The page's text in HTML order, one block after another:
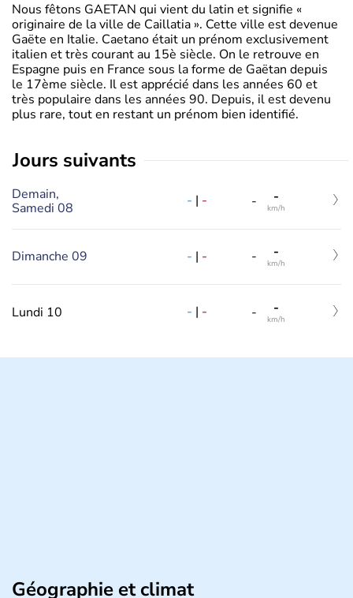
Nous fêtons GAETAN qui vient du latin et signifie «
originaire de la ville de Caillatia ». Cette ville est devenue
Gaëte en Italie. Caetano était un prénom exclusivement
italien et très courant au 15è siècle. On le retrouve en
Espagne puis en France sous la forme de Gaëtan depuis
le 17ème siècle. Il est apprécié dans les années 60 et
très populaire dans les années 90. Depuis, il est devenu
plus rare, tout en restant un prénom bien identifié.
jours suivants
Demain,
Samedi 08
- | - - -
km/h
Dimanche 09 - | - - -
km/h
Lundi 10 - | - - -
km/h
Géographie et climat